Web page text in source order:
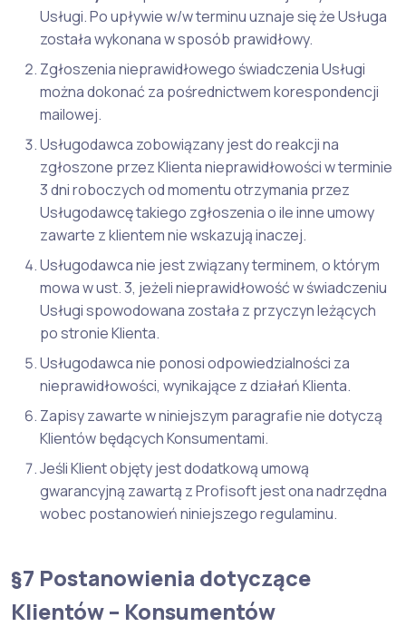
Usługi. Po upływie w/w terminu uznaje się że Usługa
została wykonana w sposób prawidłowy.
Zgłoszenia nieprawidłowego świadczenia Usługi
można dokonać za pośrednictwem korespondencji
mailowej.
Usługodawca zobowiązany jest do reakcji na
zgłoszone przez Klienta nieprawidłowości w terminie
3 dni roboczych od momentu otrzymania przez
Usługodawcę takiego zgłoszenia o ile inne umowy
zawarte z klientem nie wskazują inaczej.
Usługodawca nie jest związany terminem, o którym
mowa w ust. 3, jeżeli nieprawidłowość w świadczeniu
Usługi spowodowana została z przyczyn leżących
po stronie Klienta.
Usługodawca nie ponosi odpowiedzialności za
nieprawidłowości, wynikające z działań Klienta.
Zapisy zawarte w niniejszym paragrafie nie dotyczą
Klientów będących Konsumentami.
Jeśli Klient objęty jest dodatkową umową
gwarancyjną zawartą z Profisoft jest ona nadrzędna
wobec postanowień niniejszego regulaminu.
§7 Postanowienia dotyczące
Klientów – Konsumentów